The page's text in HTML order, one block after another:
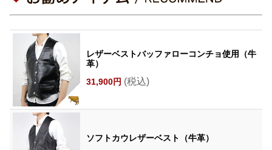
レザーベストバッファローコンチョ使用（牛
革）
31,900円 (税込)
ソフトカウレザーベスト（牛革）